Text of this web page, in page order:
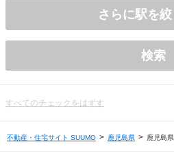
さらに駅を
検索
すべてのチェックをはずす
不動産・住宅サイト SUUMO 鹿児島県 鹿児島